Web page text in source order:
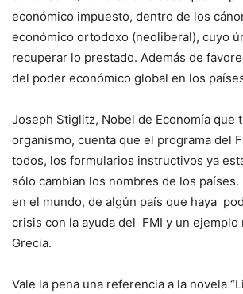
económico impuesto, dentro de los
económico ortodoxo (neoliberal), cuyo
recuperar lo prestado. Además de
del poder económico global en los
Joseph Stiglitz, Nobel de Economía que
organismo, cuenta que el programa del
todos, los formularios instructivos ya
sólo cambian los nombres de los
en el mundo, de algún país que haya
crisis con la ayuda del FMI y un ejemplo
Grecia.
Vale la pena una referencia a la novela